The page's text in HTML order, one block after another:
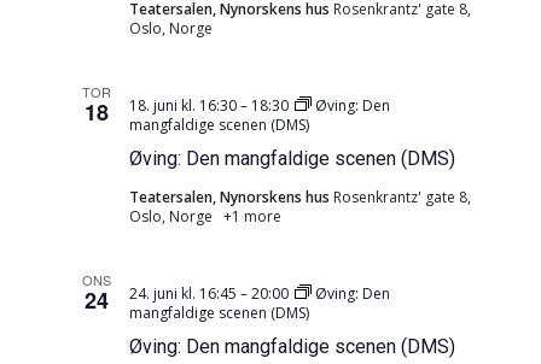
Teatersalen, Nynorskens hus Rosenkrantz' gate 8,
Oslo, Norge
TOR
18
Øving: Den mangfaldige scenen (DMS)
18. juni kl. 16:30– 18:30
Øving: Den
mangfaldige scenen (DMS)
Teatersalen, Nynorskens hus Rosenkrantz' gate 8,
Oslo, Norge +1 more
ONS
24
Øving: Den mangfaldige scenen (DMS)
24. juni kl. 16:45 –20:00
Øving: Den
mangfaldige scenen (DMS)